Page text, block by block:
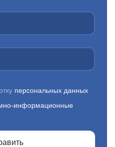
персональных данных
информационные